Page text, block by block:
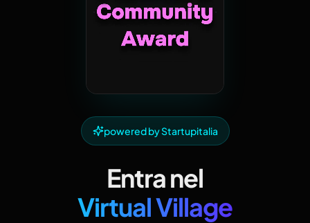
powered by Startupitalia
Entra nel
Virtual Village